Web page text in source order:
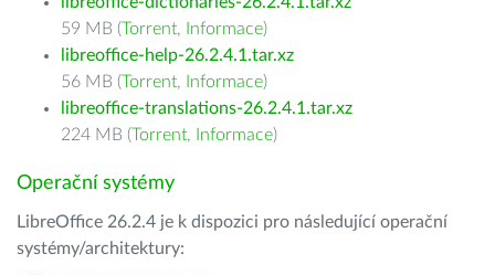
59 MB (Torrent, Informace)
libreoffice-help-26.2.4.1.tar.xz
56 MB (Torrent, Informace)
libreoffice-translations-26.2.4.1.tar.xz
224 MB (Torrent, Informace)
Operační systémy
LibreOffice 26.2.4 je k dispozici pro následující operační
systémy/architektury: